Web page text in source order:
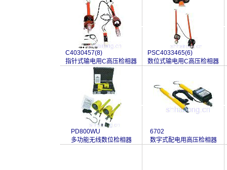
C4030457(8)
指针式输电用C高压检相器
PSC4033465(6)
数位式输电用C高压检相器
PD800WU
多功能无线数位检相器
6702
数字式配电用高压检相器